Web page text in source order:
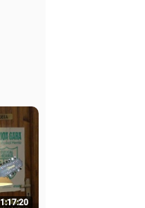
1:17:20